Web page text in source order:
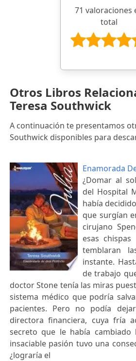
71 valoraciones
total
Otros Libros
Teresa Southwick
A continuación te presentamos
Southwick disponibles para
Enamorada
¿Domar al
del Hospital
había
que surgían
cirujano
esas
temblaran
instante.
de trabajo
doctor Stone tenía las miras
sistema médico que podría
pacientes. Pero no podía
directora financiera, cuya fría
secreto que le había cambiado
insaciable pasión tuvo una
¿lograría el